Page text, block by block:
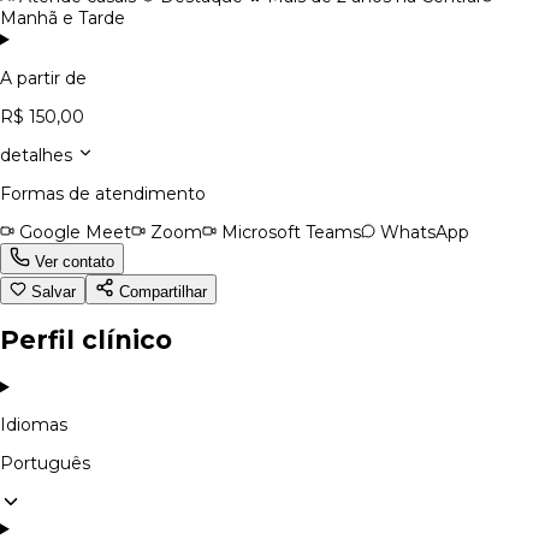
Manhã e Tarde
A partir de
R$ 150,00
detalhes
Formas de atendimento
Google Meet
Zoom Microsoft Teams WhatsApp
Ver contato
Salvar
Compartilhar
Perfil clínico
Idiomas
Português